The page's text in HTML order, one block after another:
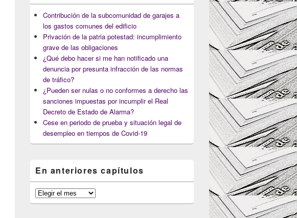
Contribución de la subcomunidad de garajes a
los gastos comunes del edificio
Privación de la patria potestad: incumplimiento
grave de las obligaciones
¿Qué debo hacer si me han notificado una
denuncia por presunta infracción de las normas
de tráfico?
¿Pueden ser nulas o no conformes a derecho las
sanciones impuestas por incumplir el Real
Decreto de Estado de Alarma?
Cese en periodo de prueba y situación legal de
desempleo en tiempos de Covid-19
En anteriores capítulos
En
anteriores